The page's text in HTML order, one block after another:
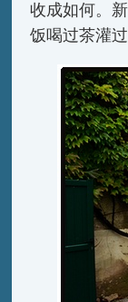
收成如何。
饭喝过茶灌